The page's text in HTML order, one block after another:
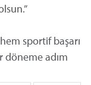
sportif başarı
döneme adım